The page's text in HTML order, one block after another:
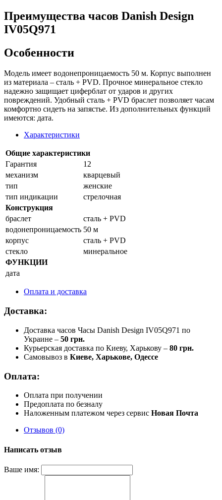
Преимущества часов Danish Design
IV05Q971
Особенности
Модель имеет водонепроницаемость 50 м. Корпус выполнен
из материала – сталь + PVD. Прочное минеральное стекло
надежно защищает циферблат от ударов и других
повреждений. Удобный сталь + PVD браслет позволяет часам
комфортно сидеть на запястье. Из дополнительных функций
имеются: дата.
Характеристики
Общие характеристики
Гарантия
12
механизм
кварцевый
тип
женские
тип индикации
стрелочная
Конструкция
браслет
сталь + PVD
водонепроницаемость 50 м
корпус
сталь + PVD
стекло
минеральное
ФУНКЦИИ
дата
Оплата и доставка
Доставка:
Доставка часов Часы Danish Design IV05Q971 по
Украине – 50 грн.
Курьерская доставка по Киеву, Харькову – 80 грн.
Самовывоз в Киеве, Харькове, Одессе
Оплата:
Оплата при получении
Предоплата по безналу
Наложенным платежом через сервис Новая Почта
Отзывов (0)
Написать отзыв
Ваше имя: